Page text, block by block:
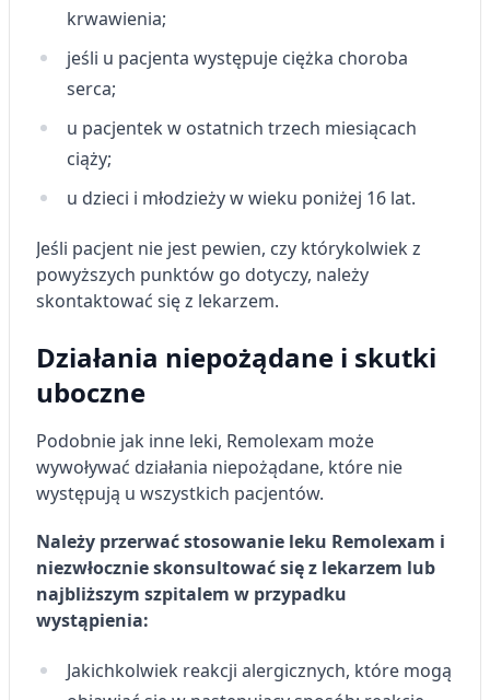
krwawienia;
jeśli u pacjenta występuje ciężka choroba
serca;
u pacjentek w ostatnich trzech miesiącach
ciąży;
u dzieci i młodzieży w wieku poniżej 16 lat.
Jeśli pacjent nie jest pewien, czy którykolwiek z
powyższych punktów go dotyczy, należy
skontaktować się z lekarzem.
Działania niepożądane i skutki
uboczne
Podobnie jak inne leki, Remolexam może
wywoływać działania niepożądane, które nie
występują u wszystkich pacjentów.
Należy przerwać stosowanie leku Remolexam i
niezwłocznie skonsultować się z lekarzem lub
najbliższym szpitalem w przypadku
wystąpienia:
Jakichkolwiek reakcji alergicznych, które mogą